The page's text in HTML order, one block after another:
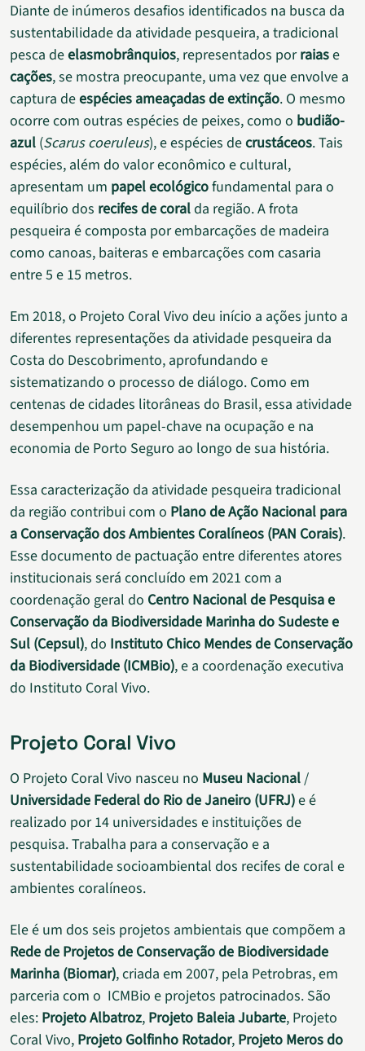
Diante de inúmeros desafios identificados na busca da
sustentabilidade da atividade pesqueira, a tradicional
pesca deelasmobrânquios, representados porraiase
cações, se mostra preocupante, uma vez que envolve a
captura deespécies ameaçadas de extinção. O mesmo
ocorre com outras espécies de peixes, como o budião-
azul (Scarus coeruleus), e espécies decrustáceos. Tais
espécies, além do valor econômico e cultural,
apresentam um papel ecológicofundamental para o
equilíbrio dos recifes de coralda região. A frota
pesqueira é composta por embarcações de madeira
como canoas, baiteras e embarcações com casaria
entre 5 e 15 metros.
Em 2018, o Projeto Coral Vivo deu início a ações junto a
diferentes representações da atividade pesqueira da
Costa do Descobrimento, aprofundando e
sistematizando o processo de diálogo. Como em
centenas de cidades litorâneas do Brasil, essa atividade
desempenhou um papel-chave na ocupação e na
economia de Porto Seguro ao longo de sua história.
Essa caracterização da atividade pesqueira tradicional
da região contribui com o Plano de Ação Nacional para
a Conservação dos Ambientes Coralíneos (PAN Corais).
Esse documento de pactuação entre diferentes atores
institucionais será concluído em 2021 com a
coordenação geral do Centro Nacional de Pesquisa e
Conservação da Biodiversidade Marinha do Sudeste e
Sul (Cepsul), do Instituto Chico Mendes de Conservação
da Biodiversidade (ICMBio), e a coordenação executiva
do Instituto Coral Vivo.
Projeto Coral Vivo
O Projeto Coral Vivo nasceu no Museu Nacional/
Universidade Federal do Rio de Janeiro (UFRJ)e é
realizado por 14 universidades e instituições de
pesquisa. Trabalha para a conservação e a
sustentabilidade socioambiental dos recifes de coral e
ambientes coralíneos.
Ele é um dos seis projetos ambientais que compõem a
Rede de Projetos de Conservação de Biodiversidade
Marinha (Biomar), criada em 2007, pela Petrobras, em
parceria com o ICMBio e projetos patrocinados. São
eles: Projeto Albatroz, Projeto Baleia Jubarte, Projeto
Coral Vivo, Projeto Golfinho Rotador, Projeto Meros do